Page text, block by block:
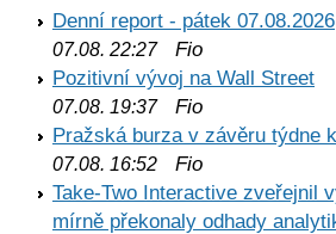
Denní report - pátek 07.08.2026
07.08. 22:27Fio
Pozitivní vývoj na Wall Street
07.08. 19:37Fio
Pražská burza v závěru týdne
07.08. 16:52 Fio
Take-Two Interactive zveřejnil
mírně překonaly odhady